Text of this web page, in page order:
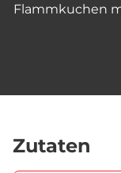
Flammkuchen
Zutaten